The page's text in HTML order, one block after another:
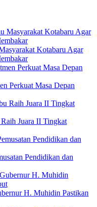
Kotabaru Agar
Perkuat Masa Depan
Juara II Tingkat
Pendidikan dan
H. Muhidin Pastikan